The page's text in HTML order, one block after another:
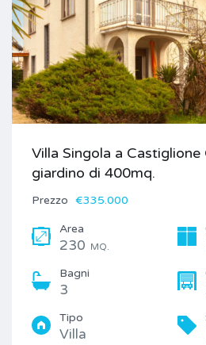
Villa Singola a
giardino di 400mq.
Prezzo €335.000
Area
230 MQ.
Bagni
3
Tipo
Villa